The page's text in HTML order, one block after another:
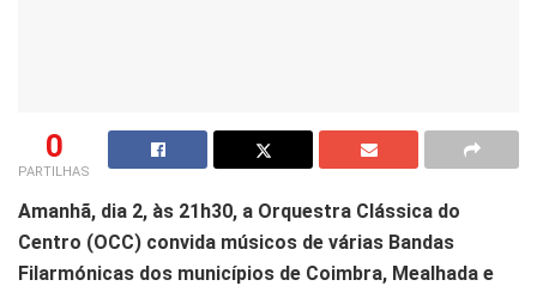
0
PARTILHAS
Amanhã, dia 2, às 21h30, a Orquestra Clássica do
Centro (OCC) convida músicos de várias Bandas
Filarmónicas dos municípios de Coimbra, Mealhada e